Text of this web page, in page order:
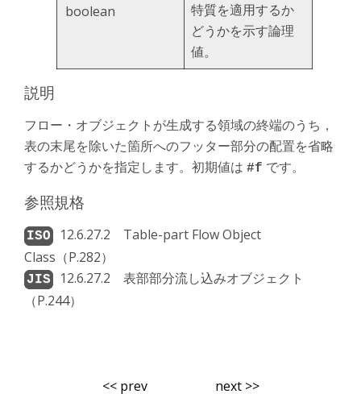
boolean
特質を適用するか
どうかを示す論理
値。
説明
フロー・オブジェクトが生成する領域の終端のうち，
表の末尾を除いた箇所へのフッター部分の配置を省略
するかどうかを指定します。初期値は #f です。
参照規格
12.6.27.2 Table-part Flow Object
Class（P.282）
12.6.27.2 表部部分流し込みオブジェクト
（P.244）
<< prev next >>